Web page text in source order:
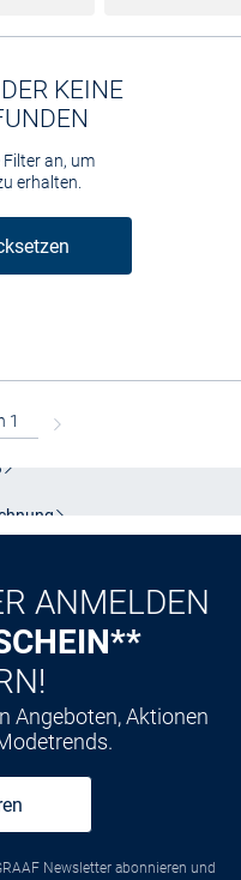
KEINE
Filter an, um
erhalten.
mit unserem Friends
ANMELDEN
Angeboten, Aktionen
Newsletter abonnieren und